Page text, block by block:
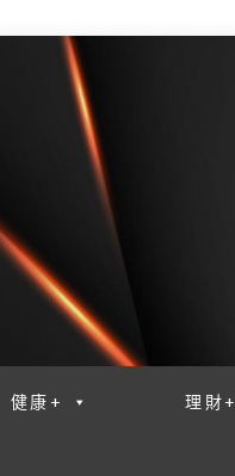
健康+ 理財+